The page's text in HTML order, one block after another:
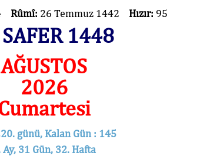
Rûmî: 26 Temmuz 1442 Hızır: 95
1448
AĞUSTOS
2026
günü, Kalan Gün : 145
Ay, 31 Gün, 32. Hafta